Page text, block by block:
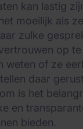
kan lastig
moeilijk als
zulke
op te
weten of ze
daar
is het
en
bieden.